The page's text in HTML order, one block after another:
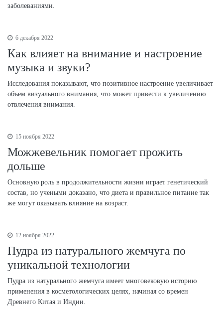
заболеваниями.
6 декабря 2022
Как влияет на внимание и настроение
музыка и звуки?
Исследования показывают, что позитивное настроение увеличивает
объем визуального внимания, что может привести к увеличению
отвлечения внимания.
15 ноября 2022
Можжевельник помогает прожить
дольше
Основную роль в продолжительности жизни играет генетический
состав, но учеными доказано, что диета и правильное питание так
же могут оказывать влияние на возраст.
12 ноября 2022
Пудра из натурального жемчуга по
уникальной технологии
Пудра из натурального жемчуга имеет многовековую историю
применения в косметологических целях, начиная со времен
Древнего Китая и Индии.